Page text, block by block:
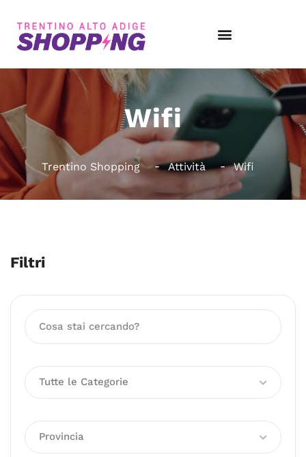
Wifi
Trentino Shopping Attività Wifi
Filtri
Tutte le Categorie
Provincia